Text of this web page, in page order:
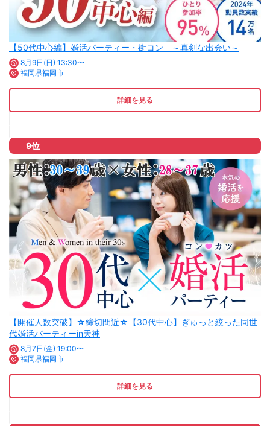
【50代中心編】婚活パーティー・街コン ～真剣な出会い～
8月9日(日) 13:30〜
福岡県福岡市
詳細を見る
9位
【開催人数突破】☆締切間近☆【30代中心】ぎゅっと絞った同世
代婚活パーティーin天神
8月7日(金) 19:00〜
福岡県福岡市
詳細を見る